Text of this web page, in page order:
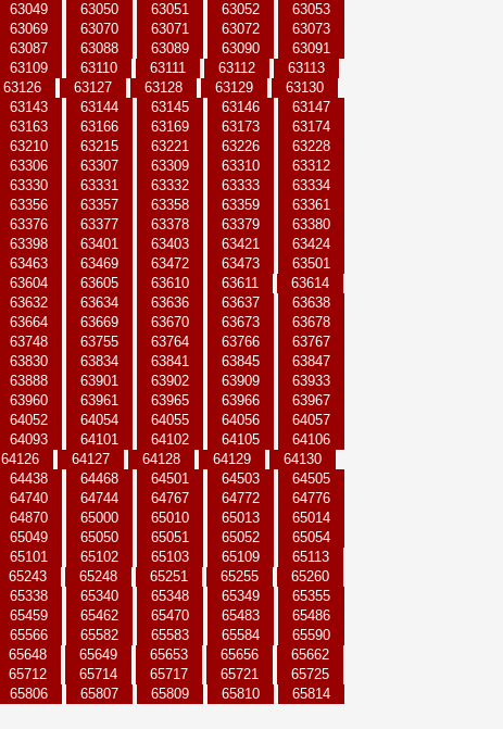
63049 63050 63051 63052
63053
63069 63070 63071 63072
63073
63087 63088 63089 63090
63091
63109 63110 63111 63112
63113
63126 63127 63128 63129
63130
63143 63144 63145 63146
63147
63163 63166 63169 63173
63174
63210 63215 63221 63226
63228
63306 63307 63309 63310
63312
63330 63331 63332 63333
63334
63356 63357 63358 63359
63361
63376 63377 63378 63379
63380
63398 63401 63403 63421
63424
63463 63469 63472 63473
63501
63604 63605 63610 63611
63614
63632 63634 63636 63637
63638
63664 63669 63670 63673
63678
63748 63755 63764 63766
63767
63830 63834 63841 63845
63847
63888 63901 63902 63909
63933
63960 63961 63965 63966
63967
64052 64054 64055 64056
64057
64093 64101 64102 64105
64106
64126 64127 64128 64129
64130
64438 64468 64501 64503
64505
64740 64744 64767 64772
64776
64870 65000 65010 65013
65014
65049 65050 65051 65052
65054
65101 65102 65103 65109
65113
65243 65248 65251 65255
65260
65338 65340 65348 65349
65355
65459 65462 65470 65483
65486
65566 65582 65583 65584
65590
65648 65649 65653 65656
65662
65712 65714 65717 65721
65725
65806 65807 65809 65810
65814